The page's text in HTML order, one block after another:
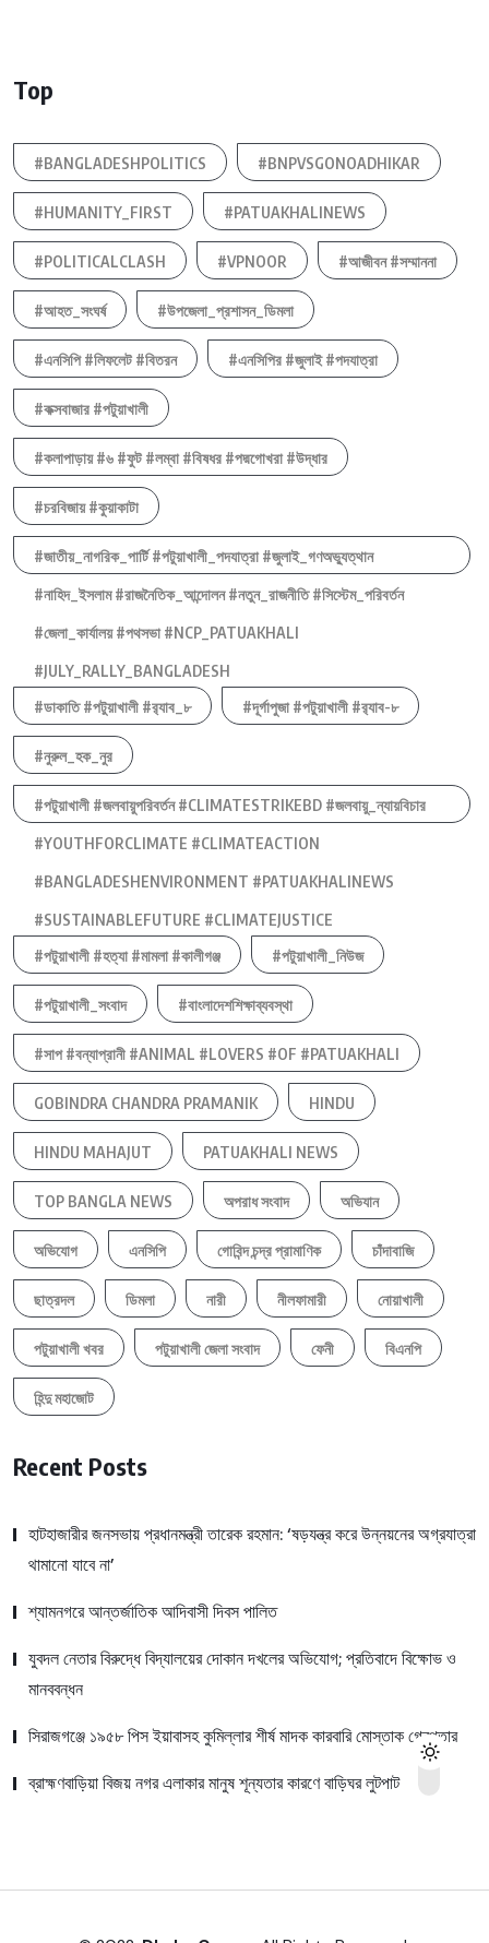
Top
#BANGLADESHPOLITICS #BNPVSGONOADHIKAR
#HUMANITY_FIRST #PATUAKHALINEWS
#POLITICALCLASH #VPNOOR #আজীবন #সম্মাননা
#আহত_সংঘর্ষ #উপজেলা_প্রশাসন_ডিমলা
#এনসিপি #লিফলেট #বিতরন #এনসিপির #জুলাই #পদযাত্রা
#কক্সবাজার #পটুয়াখালী
#কলাপাড়ায় #৬ #ফুট #লম্বা #বিষধর #পদ্মগোখরা #উদ্ধার
#চরবিজায় #কুয়াকাটা
#জাতীয়_নাগরিক_পার্টি #পটুয়াখালী_পদযাত্রা #জুলাই_গণঅভ্যুত্থান
#নাহিদ_ইসলাম #রাজনৈতিক_আন্দোলন #নতুন_রাজনীতি #সিস্টেম_পরিবর্তন
#জেলা_কার্যালয় #পথসভা #NCP_PATUAKHALI
#JULY_RALLY_BANGLADESH
#ডাকাতি #পটুয়াখালী #র‍্যাব_৮
#দূর্গাপুজা #পটুয়াখালী #র‍্যাব-৮
#নুরুল_হক_নুর
#পটুয়াখালী #জলবায়ুপরিবর্তন #CLIMATESTRIKEBD #জলবায়ু_ন্যায়বিচার
#YOUTHFORCLIMATE #CLIMATEACTION
#BANGLADESHENVIRONMENT #PATUAKHALINEWS
#SUSTAINABLEFUTURE #CLIMATEJUSTICE
#পটুয়াখালী #হত্যা #মামলা #কালীগঞ্জ
#পটুয়াখালী_নিউজ
#পটুয়াখালী_সংবাদ #বাংলাদেশশিক্ষাব্যবস্থা
#সাপ #বন্যাপ্রানী #ANIMAL #LOVERS #OF #PATUAKHALI
GOBINDRA CHANDRA PRAMANIK HINDU
HINDU MAHAJUT PATUAKHALI NEWS
TOP BANGLA NEWS অপরাধ সংবাদ অভিযান
অভিযোগ এনসিপি গোবিন্দ চন্দ্র প্রামাণিক চাঁদাবাজি
ছাত্রদল ডিমলা নারী নীলফামারী নোয়াখালী
পটুয়াখালী খবর পটুয়াখালী জেলা সংবাদ ফেনী বিএনপি
হিন্দু মহাজোট
Recent Posts
হাটহাজারীর জনসভায় প্রধানমন্ত্রী তারেক রহমান: ‘ষড়যন্ত্র করে উন্নয়নের অগ্রযাত্রা
থামানো যাবে না’
শ্যামনগরে আন্তর্জাতিক আদিবাসী দিবস পালিত
যুবদল নেতার বিরুদ্ধে বিদ্যালয়ের দোকান দখলের অভিযোগ; প্রতিবাদে বিক্ষোভ ও
মানববন্ধন
সিরাজগঞ্জে ১৯৫৮ পিস ইয়াবাসহ কুমিল্লার শীর্ষ মাদক কারবারি মোস্তাক গ্রেপ্তার
ব্রাহ্মণবাড়িয়া বিজয় নগর এলাকার মানুষ শূন্যতার কারণে বাড়িঘর লুটপাট